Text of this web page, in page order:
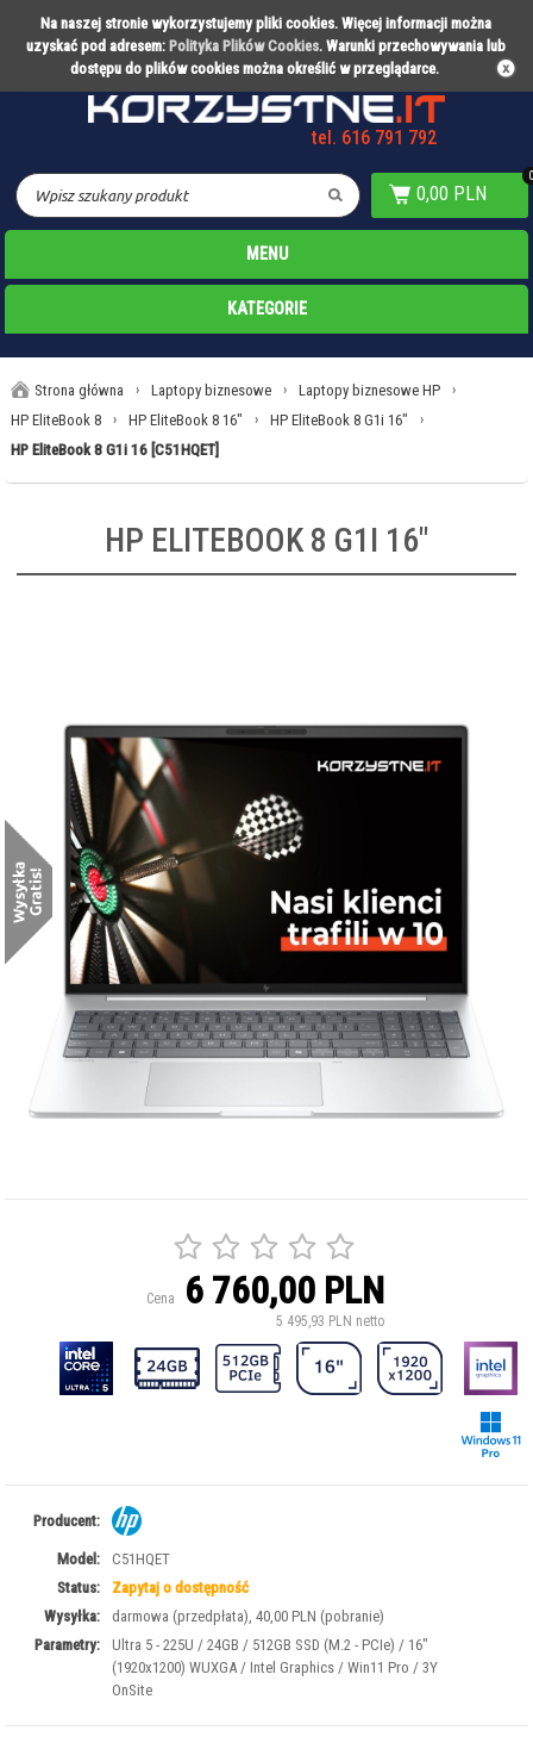
Na naszej stronie wykorzystujemy pliki cookies. Więcej informacji można
uzyskać pod adresem: Polityka Plików Cookies. Warunki przechowywania lub
dostępu do plików cookies można określić w przeglądarce.
Partner technologiczny Warty Poznań
tel. 616 791 792
0,00 PLN
0
MENU
KATEGORIE
Strona główna › Laptopy biznesowe › Laptopy biznesowe HP ›
HP EliteBook 8 › HP EliteBook 8 16" › HP EliteBook 8 G1i 16" ›
HP EliteBook 8 G1i 16 [C51HQET]
HP ELITEBOOK 8 G1I 16"
Cena 6 760,00 PLN
5 495,93 PLN netto
Producent:
Model:
C51HQET
Status:
Zapytaj o dostępność
Wysyłka:
darmowa (przedpłata), 40,00 PLN (pobranie)
Parametry:
Ultra 5 - 225U / 24GB / 512GB SSD (M.2 - PCIe) / 16"
(1920x1200) WUXGA / Intel Graphics / Win11 Pro / 3Y
OnSite